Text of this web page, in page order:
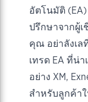
อัตโนมัติ
ปรึกษาจากผู้เ
คุณ อย่าลังเล
เทรด EA ที่น่
อย่าง XM,
สำหรับลูกค้า